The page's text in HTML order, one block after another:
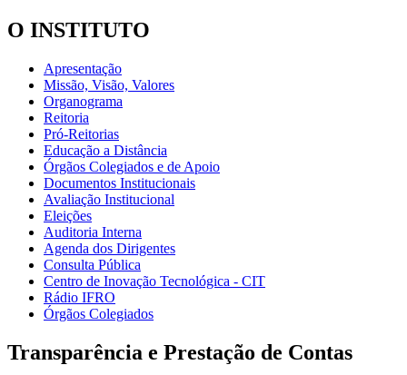
O INSTITUTO
Apresentação
Missão, Visão, Valores
Organograma
Reitoria
Pró-Reitorias
Educação a Distância
Órgãos Colegiados e de Apoio
Documentos Institucionais
Avaliação Institucional
Eleições
Auditoria Interna
Agenda dos Dirigentes
Consulta Pública
Centro de Inovação Tecnológica - CIT
Rádio IFRO
Órgãos Colegiados
Transparência e Prestação de Contas